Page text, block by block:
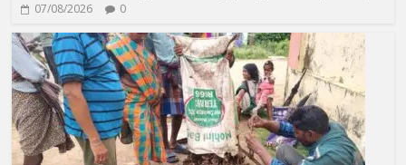
07/08/2026 0